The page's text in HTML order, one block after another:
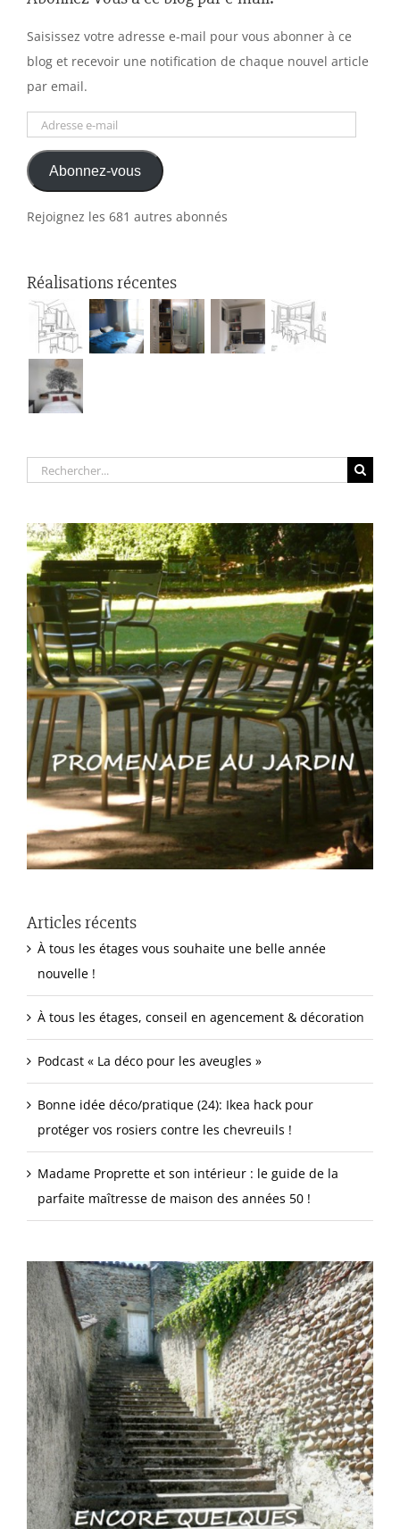
Saisissez votre adresse e-mail pour vous abonner à ce
blog et recevoir une notification de chaque nouvel article
par email.
Adresse
mailAbonnez-vous
Rejoignez les 681 autres abonnés
Réalisations récentes
Rechercher:
Articles récents
À tous les étages vous souhaite une belle année
nouvelle !
À tous les étages, conseil en agencement & décoration
Podcast « La déco pour les aveugles »
Bonne idée déco/pratique (24): Ikea hack pour
protéger vos rosiers contre les chevreuils !
Madame Proprette et son intérieur : le guide de la
parfaite maîtresse de maison des années 50 !